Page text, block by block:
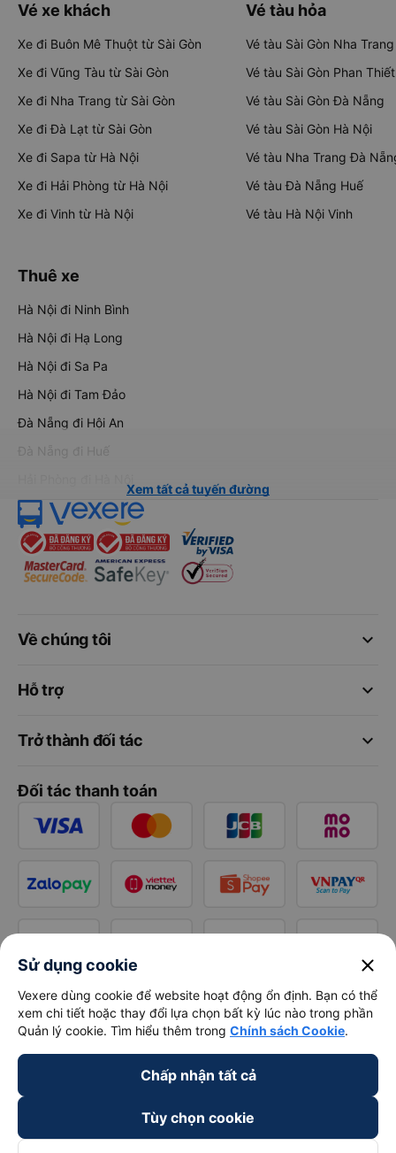
Vé xe khách
Xe đi Buôn Mê Thuột từ Sài Gòn
Xe đi Vũng Tàu từ Sài Gòn
Xe đi Nha Trang từ Sài Gòn
Xe đi Đà Lạt từ Sài Gòn
Xe đi Sapa từ Hà Nội
Xe đi Hải Phòng từ Hà Nội
Xe đi Vinh từ Hà Nội
Vé tàu hỏa
Vé tàu Sài Gòn Nha Trang
Vé tàu Sài Gòn Phan Thiết
Vé tàu Sài Gòn Đà Nẵng
Vé tàu Sài Gòn Hà Nội
Vé tàu Nha Trang Đà
Vé tàu Đà Nẵng Huế
Vé tàu Hà Nội Vinh
Thuê xe
Hà Nội đi Ninh Bình
Hà Nội đi Hạ Long
Hà Nội đi Sa Pa
Hà Nội đi Tam Đảo
Đà Nẵng đi Hội An
Đà Nẵng đi Huế
Xem tất cả tuyến đường
keyboard_arrow_down
Về chúng tôi
keyboard_arrow_down
Hỗ trợ
keyboard_arrow_down
Trở thành đối tác
Đối tác thanh toán
Sử dụng cookie close
Vexere dùng cookie để website hoạt động ổn định. Bạn có thể
xem chi tiết hoặc thay đổi lựa chọn bất kỳ lúc nào trong phần
Quản lý cookie. Tìm hiểu thêm trong Chính sách Cookie.
Chấp nhận tất cả
Tùy chọn cookie